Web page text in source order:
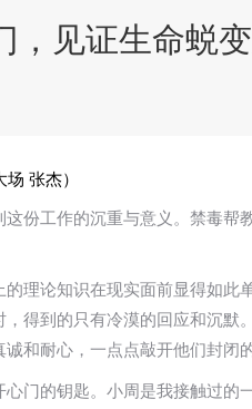
，见证生命蜕
张杰）
份工作的沉重与意义。禁毒
理论知识在现实面前显得如
得到的只有冷漠的回应和沉
和耐心，一点点敲开他们封闭的
门的钥匙。小周是我接触过